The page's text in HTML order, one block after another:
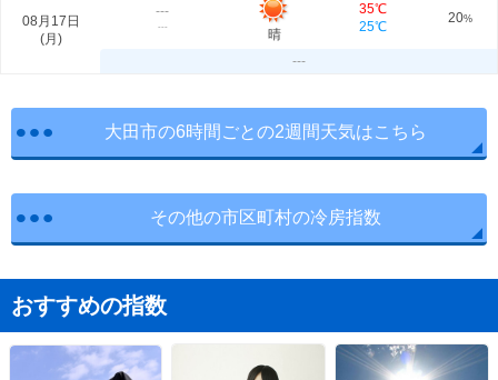
08月17日
(月 )
---
---
晴
35℃
25℃
20%
---
大田市の6時間ごとの2週間天気はこちら
その他の市区町村の冷房指数
おすすめの指数